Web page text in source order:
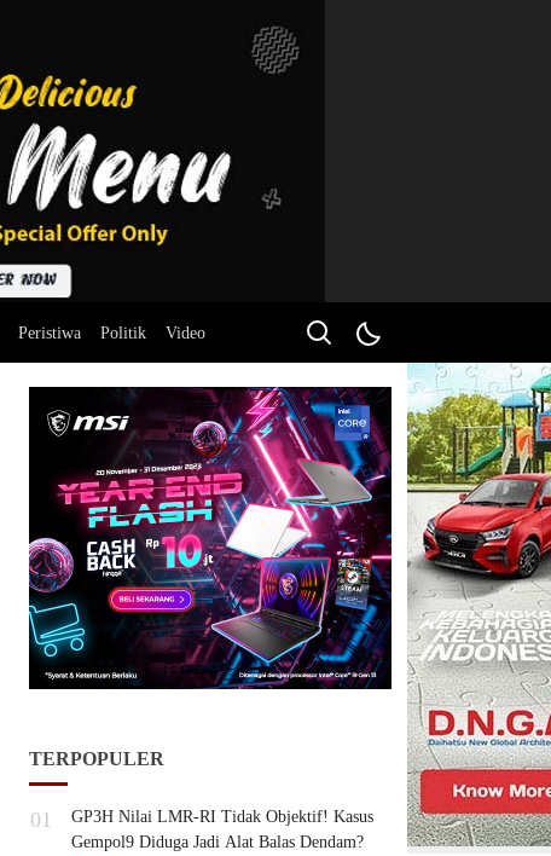
Peristiwa Politik Video
TERPOPULER
01
GP3H Nilai LMR-RI Tidak Objektif! Kasus
Gempol9 Diduga Jadi Alat Balas Dendam?